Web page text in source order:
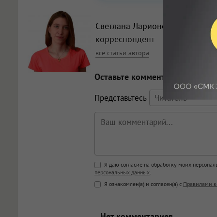
Светлана Ларионова
корреспондент
все статьи автора
Оставьте комментарий
Представьтесь
Поддержка HTML
<b>, <strong>, <u>, <i>, <em>,
<blockquote>, <code>
Я даю согласие на обработку моих
персональных данных.
Я ознакомлен(а) и согласен(а) с Правилами